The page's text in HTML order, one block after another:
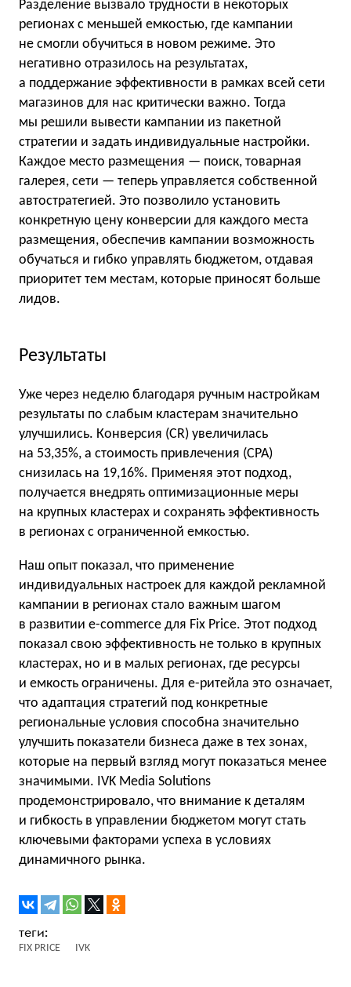
Разделение вызвало трудности в некоторых
регионах с меньшей емкостью, где кампании
не смогли обучиться в новом режиме. Это
негативно отразилось на результатах,
а поддержание эффективности в рамках всей сети
магазинов для нас критически важно. Тогда
мы решили вывести кампании из пакетной
стратегии и задать индивидуальные настройки.
Каждое место размещения — поиск, товарная
галерея, сети — теперь управляется собственной
автостратегией. Это позволило установить
конкретную цену конверсии для каждого места
размещения, обеспечив кампании возможность
обучаться и гибко управлять бюджетом, отдавая
приоритет тем местам, которые приносят больше
лидов.
Результаты
Уже через неделю благодаря ручным настройкам
результаты по слабым кластерам значительно
улучшились. Конверсия (CR) увеличилась
на 53,35%, а стоимость привлечения (CPA)
снизилась на 19,16%. Применяя этот подход,
получается внедрять оптимизационные меры
на крупных кластерах и сохранять эффективность
в регионах с ограниченной емкостью.
Наш опыт показал, что применение
индивидуальных настроек для каждой рекламной
кампании в регионах стало важным шагом
в развитии e-commerce для Fix Price. Этот подход
показал свою эффективность не только в крупных
кластерах, но и в малых регионах, где ресурсы
и емкость ограничены. Для e-ритейла это означает,
что адаптация стратегий под конкретные
региональные условия способна значительно
улучшить показатели бизнеса даже в тех зонах,
которые на первый взгляд могут показаться менее
значимыми. IVK Media Solutions
продемонстрировало, что внимание к деталям
и гибкость в управлении бюджетом могут стать
ключевыми факторами успеха в условиях
динамичного рынка.
FIX PRICE IVK